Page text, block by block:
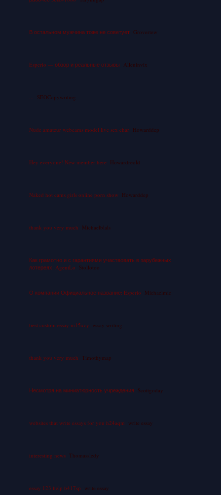
В остальном мужчина тоже не советует Grovertew
Esperio — обзор и реальные отзывы Alleninvix
SEOCopywriting
Nude amateur webcams model live sex char Howarddep
Hey everyone! New member here Howardreold
Naked hot cams girls online porn show Howarddep
thank you very much Michaelblals
Как грамотно и с гарантиями участвовать в зарубежных
лотереях: AgentLo Stollotoo
О компании Официальное название: Esperio Michaelmic
best custom essay m15xcy essay writing
thank you very much Timothymap
Несмотря на миниатюрность учреждения Scottgoday
websites that write essays for you h24aqm write essay
interesting news Thomassledy
essay 123 help b417sp write essay